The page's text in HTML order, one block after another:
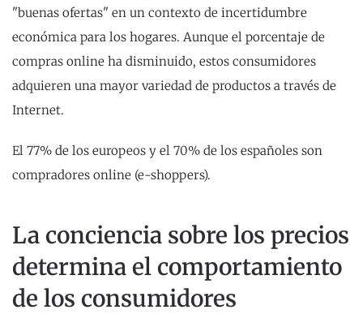
"buenas ofertas" en un contexto de incertidumbre
económica para los hogares. Aunque el porcentaje de
compras online ha disminuido, estos consumidores
adquieren una mayor variedad de productos a través de
Internet.
El 77% de los europeos y el 70% de los españoles son
compradores online (e-shoppers).
La conciencia sobre los precios
determina el comportamiento
de los consumidores